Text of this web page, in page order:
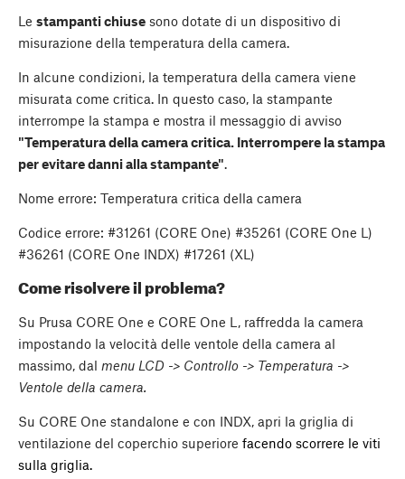
Le stampanti chiuse sono dotate di un dispositivo di
misurazione della temperatura della camera.
In alcune condizioni, la temperatura della camera viene
misurata come critica. In questo caso, la stampante
interrompe la stampa e mostra il messaggio di avviso
"Temperatura della camera critica. Interrompere la stampa
per evitare danni alla stampante".
Nome errore: Temperatura critica della camera
Codice errore: #31261 (CORE One) #35261 (CORE One L)
#36261 (CORE One INDX) #17261 (XL)
Come risolvere il problema?
Su Prusa CORE One e CORE One L, raffredda la camera
impostando la velocità delle ventole della camera al
massimo, dal menu LCD -> Controllo -> Temperatura ->
Ventole della camera.
Su CORE One standalone e con INDX, apri la griglia di
ventilazione del coperchio superiore facendo scorrere le viti
sulla griglia.